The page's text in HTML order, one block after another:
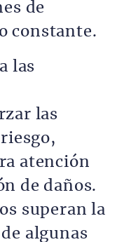
de
constante.
las
las
atención
de daños.
superan la
algunas